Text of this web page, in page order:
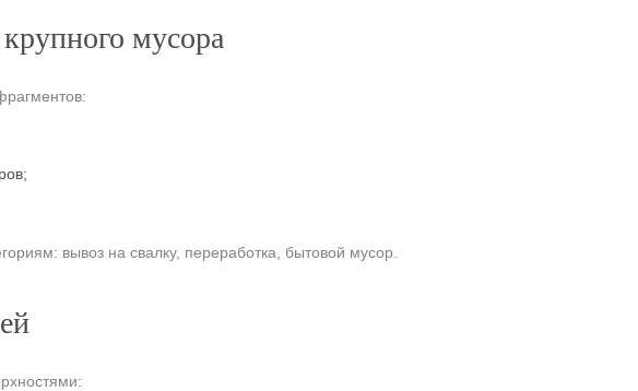
мусора
вывоз на свалку, переработка, бытовой мусор.